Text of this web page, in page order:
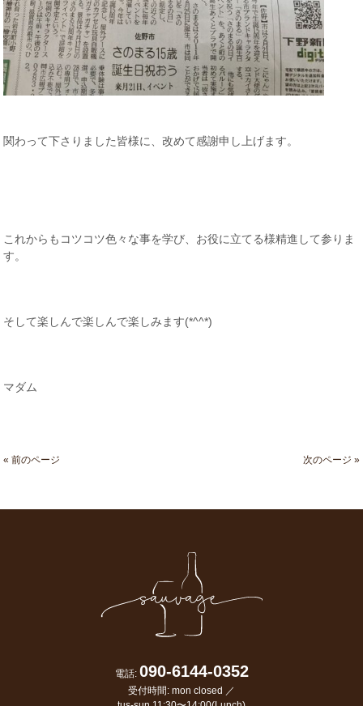
関わって下さりました皆様に、改めて感謝申し上げます。
これからもコツコツ色々な事を学び、お役に立てる様精進して参りま
す。
そして楽しんで楽しんで楽しみます(*^^*)
マダム
« 前のページ 次のページ »
電話: 090-6144-0352
受付時間: mon closed ／